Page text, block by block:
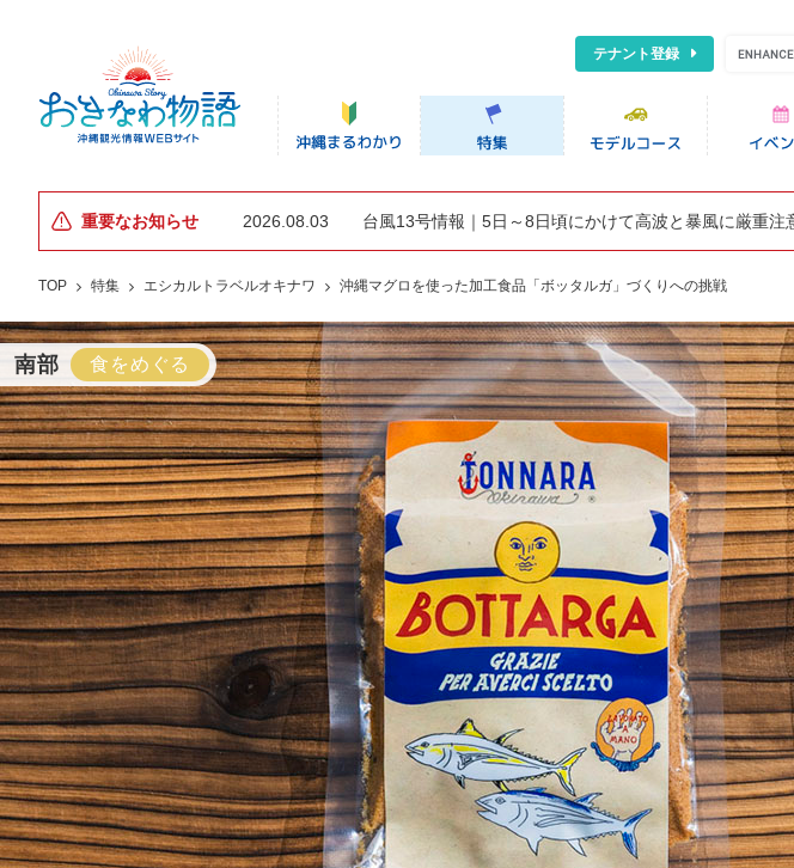
テナント登録
重要なお知らせ 2026.08.03 台風13号情報｜5日～8日頃にかけて高波と暴風に厳重注
TOP 特集 エシカルトラベルオキナワ 沖縄マグロを使った加工食品「ボッタルガ」づくりへの挑戦
南部 食をめぐる